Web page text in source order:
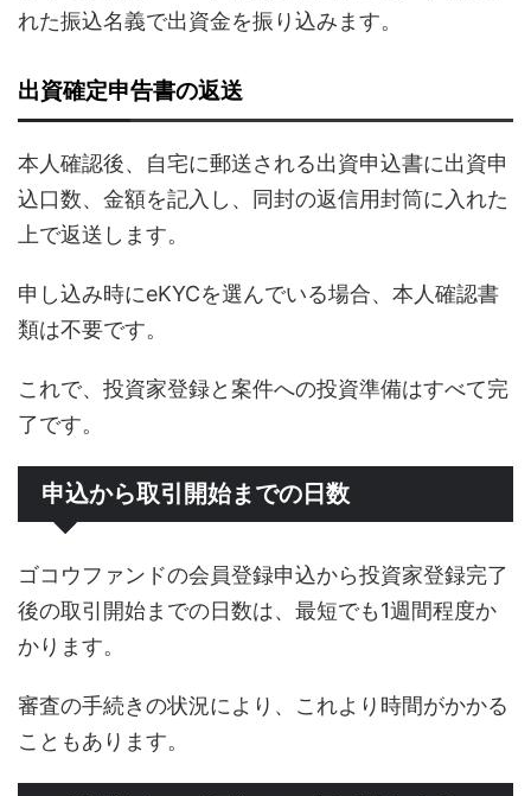
れた振込名義で出資金を振り込みます。
出資確定申告書の返送
本人確認後、自宅に郵送される出資申込書に出資申
込口数、金額を記入し、同封の返信用封筒に入れた
上で返送します。
申し込み時にeKYCを選んでいる場合、本人確認書
類は不要です。
これで、投資家登録と案件への投資準備はすべて完
了です。
申込から取引開始までの日数
ゴコウファンドの会員登録申込から投資家登録完了
後の取引開始までの日数は、最短でも1週間程度か
かります。
審査の手続きの状況により、これより時間がかかる
こともあります。